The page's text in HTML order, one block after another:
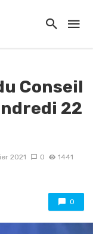
Conseil
22
2021 0
1441
0